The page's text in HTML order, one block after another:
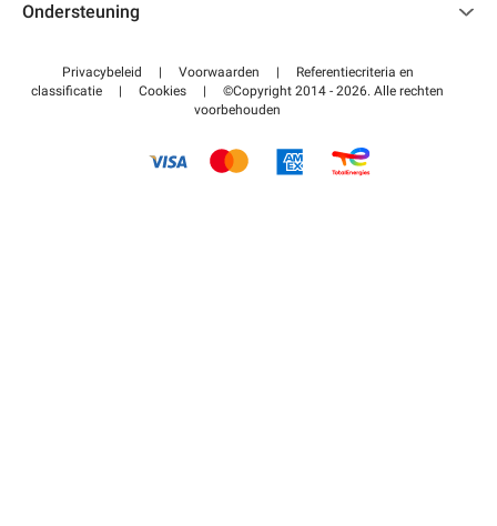
Word partner van Onepark
Ondersteuning
Helpcentrum
Betalen voor parkeren FLOW
Privacybeleid | Voorwaarden |
Referentiecriteria en
classificatie
| Cookies |
©Copyright 2014 - 2026. Alle rechten
voorbehouden